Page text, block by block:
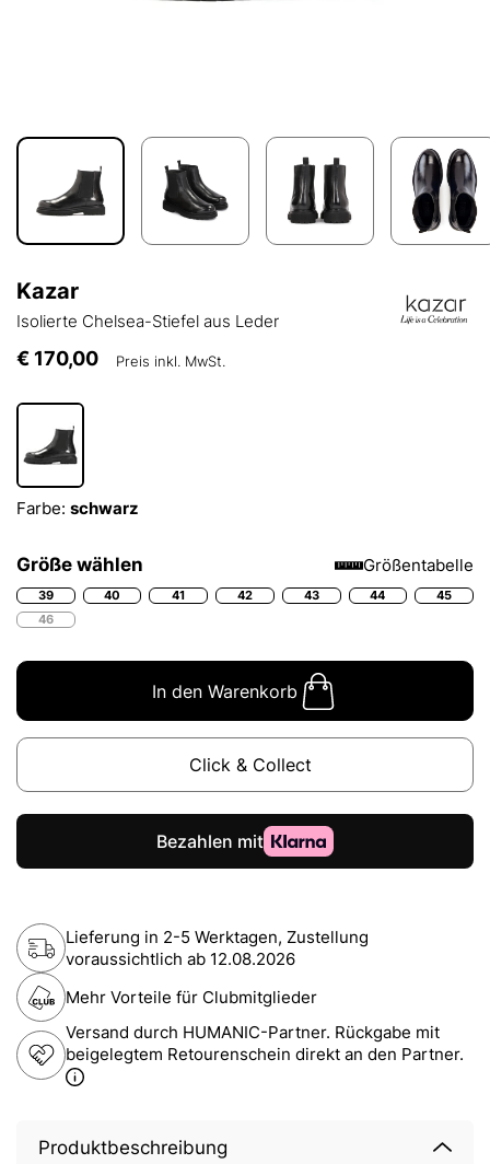
Kazar
Isolierte Chelsea-Stiefel aus Leder
€ 170,00 Preis inkl. MwSt.
Farbe: schwarz
Größe wählen Größentabelle
39 40 41 42 43 44
45
46
In den Warenkorb
Click & Collect
Lieferung in 2-5 Werktagen, Zustellung
voraussichtlich ab 12.08.2026
Mehr Vorteile für Clubmitglieder
Versand durch HUMANIC-Partner. Rückgabe mit
beigelegtem Retourenschein direkt an den Partner.
Produktbeschreibung